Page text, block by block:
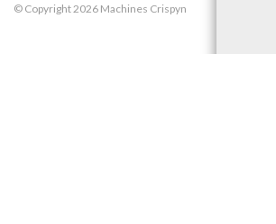
© Copyright 2026 Machines Crispyn